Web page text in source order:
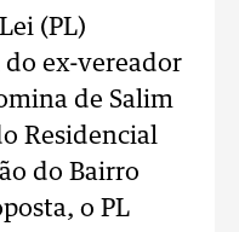
(PL)
ex-vereador
de Salim
Residencial
do Bairro
o PL